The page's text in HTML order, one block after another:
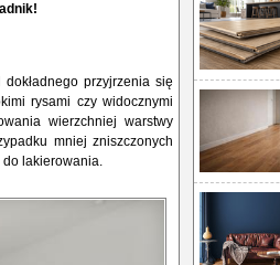
przyjrzenia się
rysami czy widocznymi
wierzchniej warstwy
mniej zniszczonych
do lakierowania.